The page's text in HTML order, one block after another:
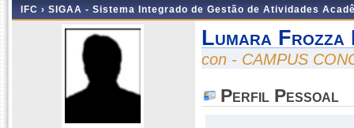
IFC › SIGAA - Sistema Integrado de Gestão de Atividades
Lumara Frozza
con - CAMPUS
Perfil Pessoal